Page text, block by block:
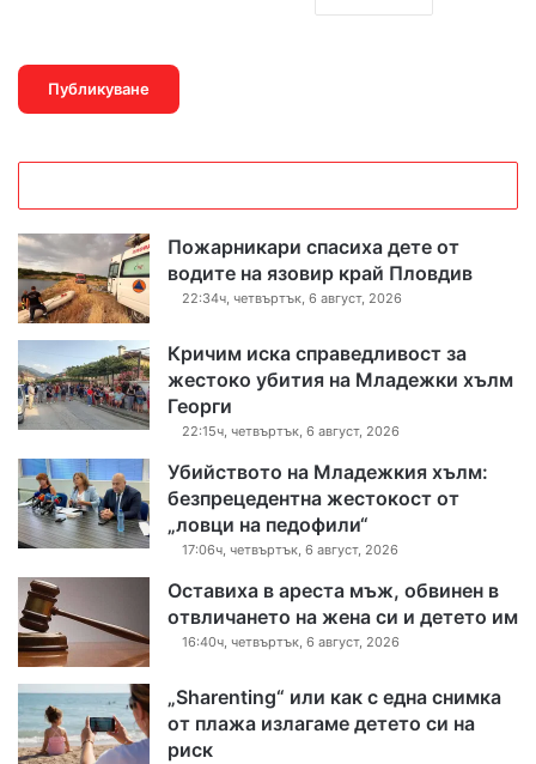
Пожарникари спасиха дете от
водите на язовир край Пловдив
22:34ч, четвъртък, 6 август, 2026
Кричим иска справедливост за
жестоко убития на Младежки хълм
Георги
22:15ч, четвъртък, 6 август, 2026
Убийството на Младежкия хълм:
безпрецедентна жестокост от
„ловци на педофили“
17:06ч, четвъртък, 6 август, 2026
Оставиха в ареста мъж, обвинен в
отвличането на жена си и детето им
16:40ч, четвъртък, 6 август, 2026
„Sharenting“ или как с една снимка
от плажа излагаме детето си на
риск